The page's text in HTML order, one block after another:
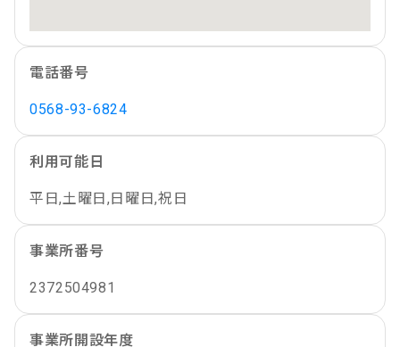
電話番号
0568-93-6824
利用可能日
平日,土曜日,日曜日,祝日
事業所番号
2372504981
事業所開設年度